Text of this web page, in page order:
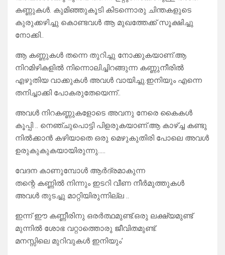
കണ്ണുകൾ. കുമിഞ്ഞുകൂടി കിടന്നൊരു ചിന്തകളുടെ
കുരുക്കഴിച്ചു കൊണ്ടവൾ ആ മുഖത്തേക്ക് സൂക്ഷിച്ചു
നോക്കി..
ആ കണ്ണുകൾ തന്നെ തുറിച്ചു നോക്കുകയാണ്.ആ
നിറമിഴികളിൽ നിന്നൊലിച്ചിറങ്ങുന്ന കണ്ണുനീരിൽ
എഴുതിയ വാക്കുകൾ അവൾ വായിച്ചു.ഇനിയും എന്നെ
തനിച്ചാക്കി പോകരുതേയെന്ന്..
അവൾ നിറകണ്ണുകളോടെ അവനു നേരെ കൈകൾ
കൂപ്പി .. നെഞ്ചുപൊട്ടി പിളരുകയാണ്.ആ കാഴ്ച്ച കണ്ടു
നിൽക്കാൻ കഴിയാതെ ഒരു മെഴുകുതിരി പോലെ അവൾ
ഉരുകുകുകയായിരുന്നു…..
വേദന കാണുമ്പോൾ ആർദ്രമാകുന്ന
തന്റെ കണ്ണിൽ നിന്നും ഇടറി വീണ നീർമുത്തുകൾ
അവൾ തുടച്ചു മാറ്റിയിരുന്നില്ല ..
ഇന്ന് ഈ കണ്ണീരിനു ഒരർത്ഥമുണ്ട്.ഒരു ലക്ഷ്യമുണ്ട്
മുന്നിൽ ശോഭ വറ്റാത്തൊരു ജീവിതമുണ്ട്.
മനസ്സിലെ മുറിവുകൾ ഇനിയും’